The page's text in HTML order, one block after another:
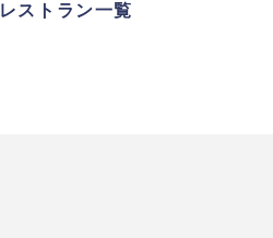
レストラン一覧